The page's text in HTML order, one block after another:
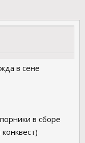
в сене
в сборе